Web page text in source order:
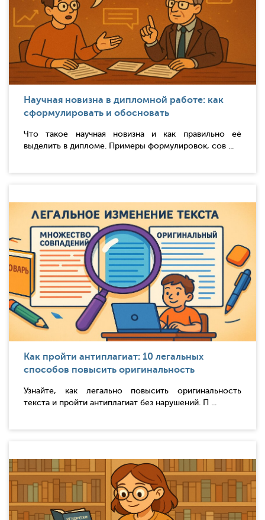
Научная новизна в дипломной работе: как
сформулировать и обосновать
Что такое научная новизна и как правильно её
выделить в дипломе. Примеры формулировок, сов ...
Как пройти антиплагиат: 10 легальных
способов повысить оригинальность
Узнайте, как легально повысить оригинальность
текста и пройти антиплагиат без нарушений. П ...